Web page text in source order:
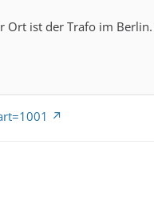
ist der Trafo im